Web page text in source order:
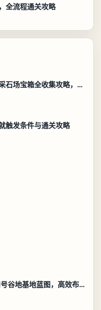
全流程通关攻略
明日方舟终末地阿伯莉采石场宝箱全收集攻略，全点位分布图与路线
触发条件与通关攻略
明日方舟终末地25级四号谷地基地蓝图，高效布局规划